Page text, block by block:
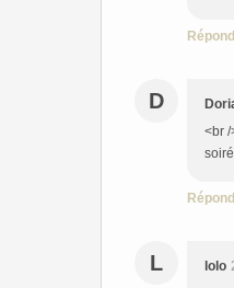
D
<br /
L lolo